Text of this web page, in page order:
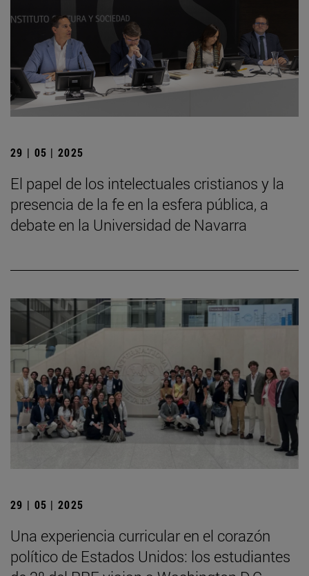
29 | 05 | 2025
El papel de los intelectuales cristianos y la
presencia de la fe en la esfera pública, a
debate en la Universidad de Navarra
29 | 05 | 2025
Una experiencia curricular en el corazón
político de Estados Unidos: los estudiantes